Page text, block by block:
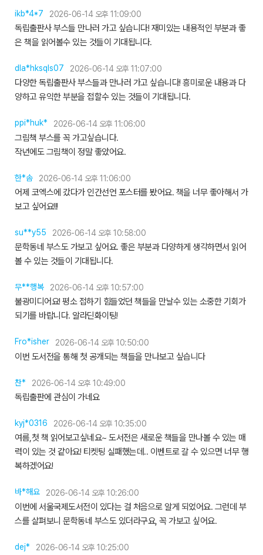
ikb*4*7 2026-06-14 오후 11:09:00
독립출판사 부스들 만나러 가고 싶습니다! 재미있는 내용적인 부분과 좋
은 책을 읽어볼수 있는 것들이 기대됩니다.
dla*hksqls07 2026-06-14 오후 11:07:00
다양한 독립출판사 부스들과 만나러 가고 싶습니다! 흥미로운 내용과 다
양하고 유익한 부분을 접할수 있는 것들이 기대됩니다.
ppi*huk* 2026-06-14 오후 11:06:00
그림책 부스를 꼭 가고싶습니다.
작년에도 그림책이 정말 좋았어요.
한*솜 2026-06-14 오후 11:06:00
어제 코엑스에 갔다가 인간선언 포스터를 봤어요. 책을 너무 좋아해서 가
보고 싶어요!!!
su**y55 2026-06-14 오후 10:58:00
문학동네 부스도 가보고 싶어요. 좋은 부분과 다양하게 생각하면서 읽어
볼 수 있는 것들이 기대됩니다.
무**행복 2026-06-14 오후 10:57:00
불광미디어요! 평소 접하기 힘들었던 책들을 만날수 있는 소중한 기회가
되기를 바랍니다. 알라딘화이팅!
Fro*isher 2026-06-14 오후 10:50:00
이번 도서전을 통해 첫 공개되는 책들을 만나보고 싶습니다
찬* 2026-06-14 오후 10:49:00
독립출판에 관심이 가네요
kyj*0316 2026-06-14 오후 10:35:00
여름,첫 책 읽어보고싶네요~ 도서전은 새로운 책들을 만나볼 수 있는 매
력이 있는 것 같아요! 티켓팅 실패했는데.. 이벤트로 갈 수 있으면 너무 행
복하겠어요!
바*해요 2026-06-14 오후 10:26:00
이번에 서울국제도서전이 있다는 걸 처음으로 알게 되었어요. 그런데 부
스를 살펴보니 문학동네 부스도 있더라구요, 꼭 가보고 싶어요.
dej* 2026-06-14 오후 10:25:00